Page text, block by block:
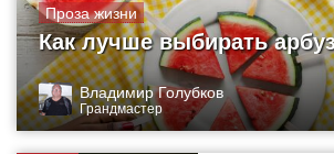
Проза жизни
Как лучше выбирать
Владимир Голубков
Грандмастер